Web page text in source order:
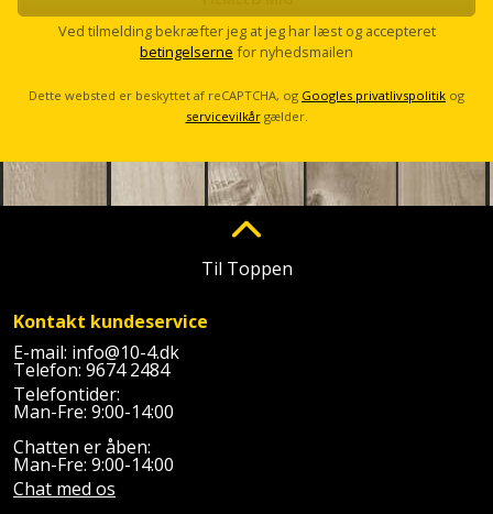
Vaterpas
Slagskruetrækker
Slibemaskine
Sømpistoltilbehør
Stiksav
Stiksavsklinge
Støvsugertilbehør
Varme
gardin
o
Ved tilmelding bekræfter jeg at jeg har læst og accepteret
betingelserne for nyhedsmailen
Dette websted er beskyttet af reCAPTCHA, og Googles privatlivspolitik og
servicevilkårgælder.
Til Toppen
Kontakt kundeservice
E-mail: info@10-4.dk
Telefon: 9674 2484
Telefontider:
Man-Fre: 9:00-14:00
Chatten er åben:
Man-Fre: 9:00-14:00
Chat med os